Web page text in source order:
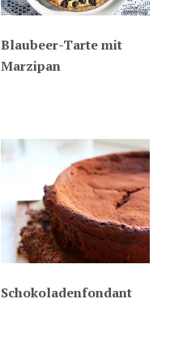
Blaubeer-Tarte mit
Marzipan
Schokoladenfondant